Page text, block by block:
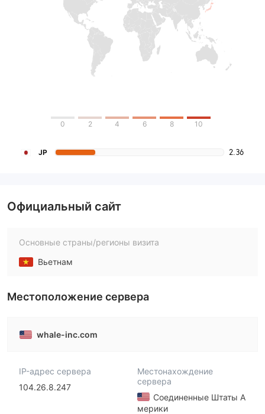
0 2 4 6 8 10
JP 2.36
Официальный сайт
Основные страны/регионы визита
Вьетнам
Местоположение сервера
whale-inc.com
IP-адрес сервера
104.26.8.247
Местонахождение
сервера
Соединенные Штаты А
мерики